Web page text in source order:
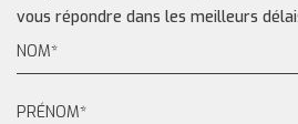
vous répondre dans les meilleurs